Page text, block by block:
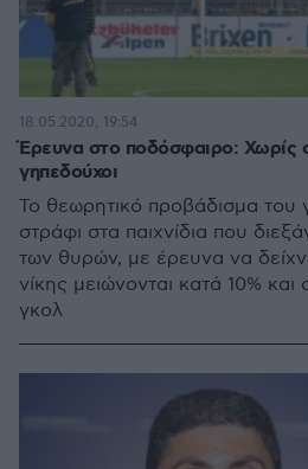
Έρευνα στο ποδόσφαιρο: Χωρίς
γηπεδούχοι
Το θεωρητικό προβάδισμα του
στράφι στα παιχνίδια που
των θυρών, με έρευνα να
νίκης μειώνονται κατά 10% και
γκολ
18.05.2020, 19:54